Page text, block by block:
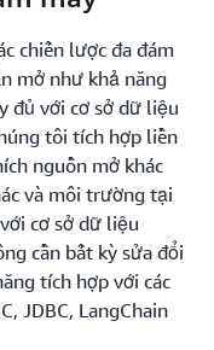
chiến lược đa đám
mở như khả năng
đủ với cơ sở dữ liệu
tôi tích hợp liền
nguồn mở khác
và môi trường tại
cơ sở dữ liệu
cần bất kỳ sửa đổi
tích hợp với các
JDBC, LangChain